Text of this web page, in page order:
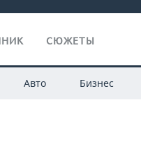
СЮЖЕТЫ
Авто Бизнес